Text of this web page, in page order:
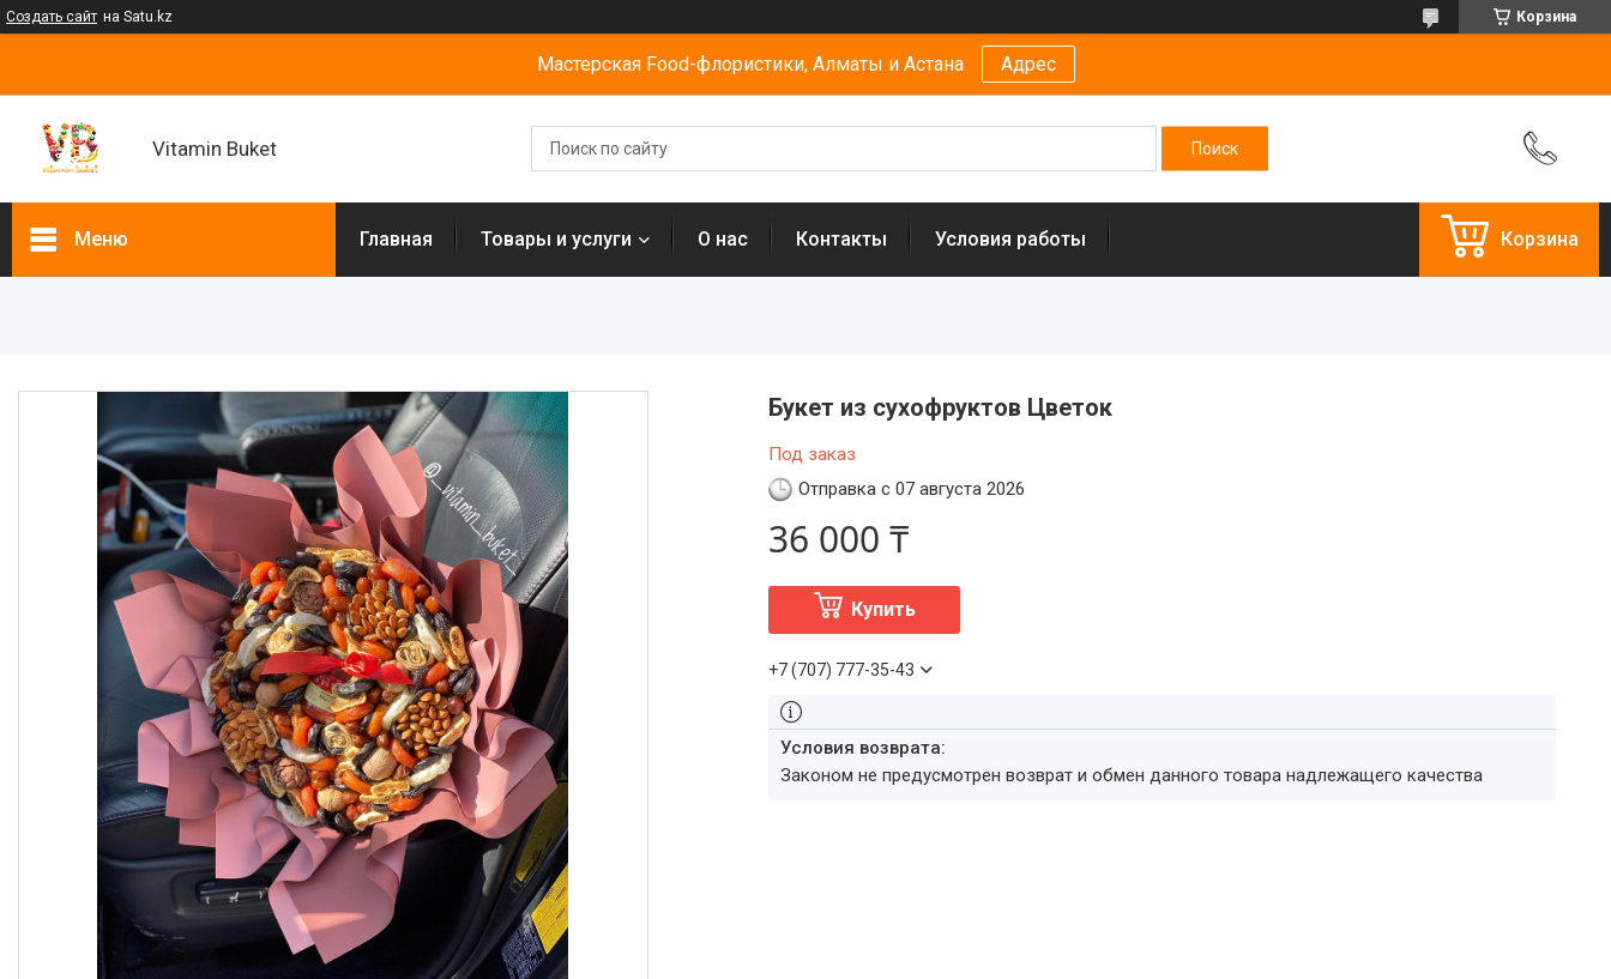
Создать сайт на Satu.kz Корзина
Мастерская Food-флористики, Алматы и Астана Адрес
Vitamin Buket
Меню
Букеты из сухофруктов
Клубничные букеты
Ящики подарочные
Букеты из сладостей
Корзины
Подарочные боксы, коробки
Съедобные букеты для
учителя
Новогодние подарки
Сладкие букеты на 8 марта
Необычные букеты
Сырные букеты
Сухофрукты в бельгийском
Ягодные букеты
Изделия из дерева
Детские букеты
Главная Товары и услуги О нас Контакты Условия работы Корзина
Букет из сухофруктов Цветок
Под заказ
Отправка с 07 августа 2026
36 000 ₸
Купить
+7 (707) 777-35-43
Законом не предусмотрен возврат и обмен данного товара надлежащего качества